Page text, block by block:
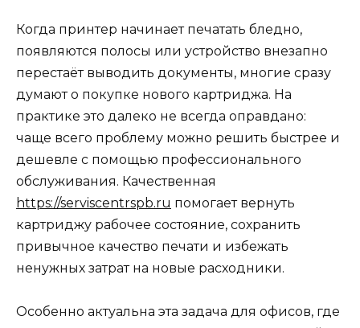
Когда принтер начинает печатать бледно,
появляются полосы или устройство внезапно
перестаёт выводить документы, многие сразу
думают о покупке нового картриджа. На
практике это далеко не всегда оправдано:
чаще всего проблему можно решить быстрее и
дешевле с помощью профессионального
обслуживания. Качественная
https://serviscentrspb.ru помогает вернуть
картриджу рабочее состояние, сохранить
привычное качество печати и избежать
ненужных затрат на новые расходники.
Особенно актуальна эта задача для офисов, где